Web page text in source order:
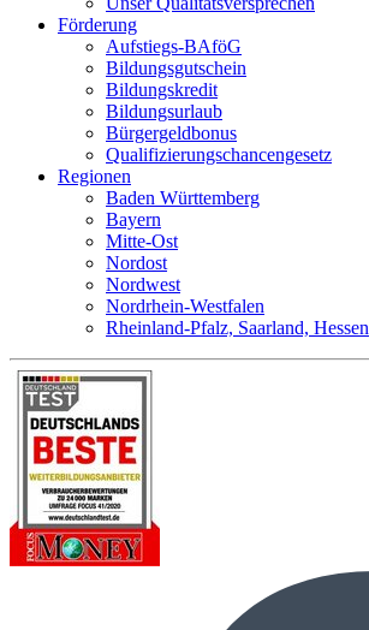
Förderung
Aufstiegs-BAföG
Bildungsgutschein
Bildungskredit
Bildungsurlaub
Bürgergeldbonus
Qualifizierungschancengesetz
Regionen
Baden Württemberg
Bayern
Mitte-Ost
Nordost
Nordwest
Nordrhein-Westfalen
Rheinland-Pfalz, Saarland, Hessen